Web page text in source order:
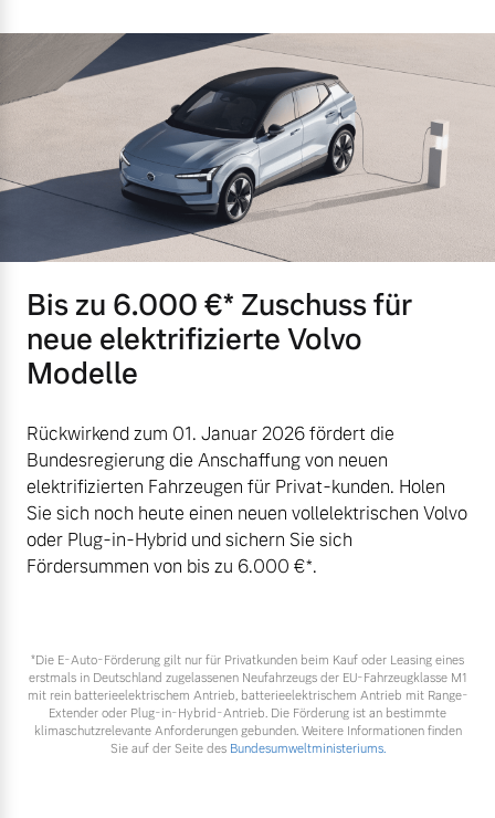
Bis zu 6.000 €⁠* Zuschuss für
neue elektrifizierte Volvo
Modelle
Rückwirkend zum 01. Januar 2026 fördert die
Bundesregierung die Anschaffung von neuen
elektrifizierten Fahrzeugen für Privat-kunden. Holen
Sie sich noch heute einen neuen vollelektrischen Volvo
oder Plug-in-Hybrid und sichern Sie sich
Fördersummen von bis zu 6.000 €⁠*.
*Die E‑Auto-Förderung gilt nur für Privatkunden beim Kauf oder Leasing eines
erstmals in Deutschland zugelassenen Neufahrzeugs der EU-Fahrzeugklasse M1
mit rein batterieelektrischem Antrieb, batterieelektrischem Antrieb mit Range-
Extender oder Plug-in-Hybrid-Antrieb. Die Förderung ist an bestimmte
klimaschutzrelevante Anforderungen gebunden. Weitere Informationen finden
Sie auf der Seite des Bundesumweltministeriums.